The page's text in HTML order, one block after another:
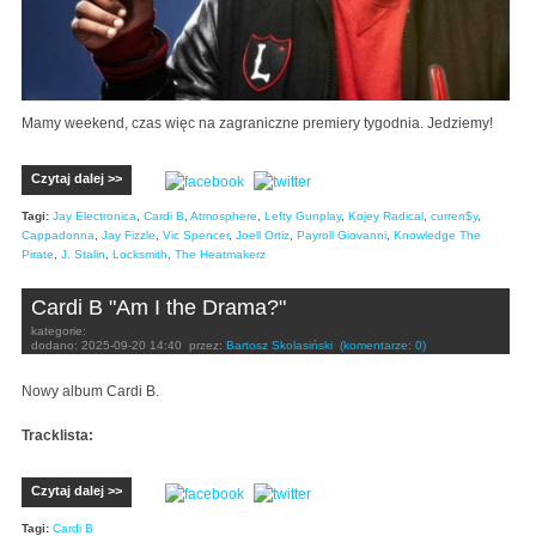
Mamy weekend, czas więc na zagraniczne premiery tygodnia. Jedziemy!
Czytaj dalej >>
Tagi: Jay Electronica Cardi B Atmosphere Lefty Gunplay, Kojey Radical curren$y,
Cappadonna
Jay Fizzle Vic Spencer, Joell Ortiz Payroll Giovanni Knowledge The
Pirate
J. Stalin Locksmith The Heatmakerz
Cardi B "Am I the Drama?"
kategorie:
dodano: 2025-09-20 14:40 przez: Bartosz Skolasiński (komentarze: 0)
Nowy album Cardi B.
Tracklista:
Czytaj dalej >>
Tagi: Cardi B